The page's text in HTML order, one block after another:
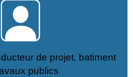
de projet, batiment
publics